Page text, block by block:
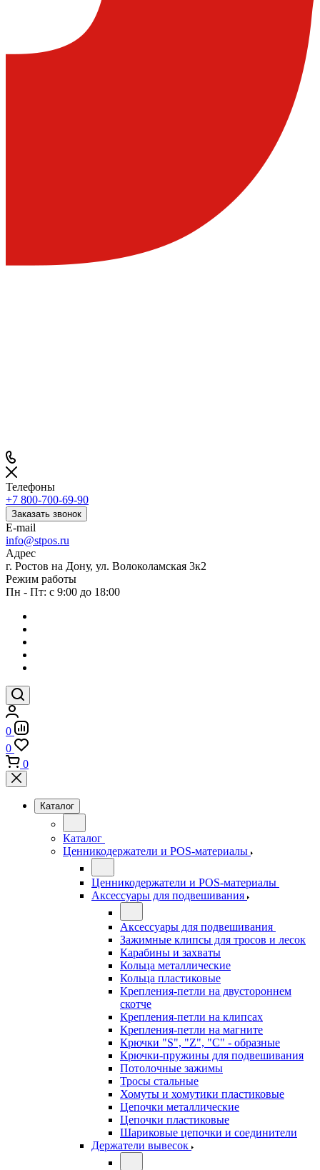
Телефоны
+7 800-700-69-90
Заказать звонок
E-mail
info@stpos.ru
Адрес
г. Ростов на Дону, ул. Волоколамская 3к2
Режим работы
Пн - Пт: с 9:00 до 18:00
0
0
0
Каталог
Каталог
Ценникодержатели и POS-материалы
Ценникодержатели и POS-материалы
Аксессуары для подвешивания
Аксессуары для подвешивания
Зажимные клипсы для тросов и лесок
Карабины и захваты
Кольца металлические
Кольца пластиковые
Крепления-петли на двустороннем
скотче
Крепления-петли на клипсах
Крепления-петли на магните
Крючки "S", "Z", "C" - образные
Крючки-пружины для подвешивания
Потолочные зажимы
Тросы стальные
Хомуты и хомутики пластиковые
Цепочки металлические
Цепочки пластиковые
Шариковые цепочки и соединители
Держатели вывесок